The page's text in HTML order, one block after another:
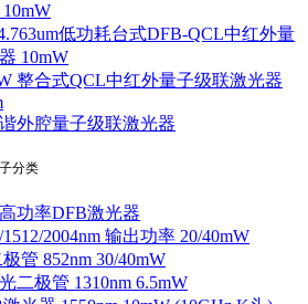
低功耗台式DFB-QCL中红外量
10mW
整合式QCL中红外量子级联激光器
外腔量子级联激光器
子分类
功率DFB激光器
1512/2004nm 输出功率 20/40mW
管 852nm 30/40mW
二极管 1310nm 6.5mW